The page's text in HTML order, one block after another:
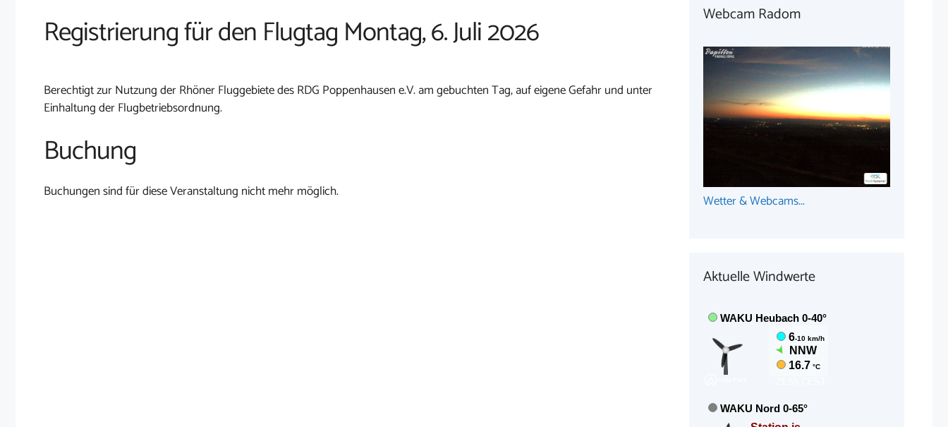
Registrierung für den Flugtag Montag, 6. Juli 2026
Berechtigt zur Nutzung der Rhöner Fluggebiete des RDG Poppenhausen e.V. am gebuchten Tag, auf eigene Gefahr und unter
Einhaltung der Flugbetriebsordnung.
Buchung
Buchungen sind für diese Veranstaltung nicht mehr möglich.
Webcam Radom
Wetter & Webcams...
Aktuelle Windwerte